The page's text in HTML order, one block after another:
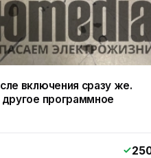
включения сразу же.
программное